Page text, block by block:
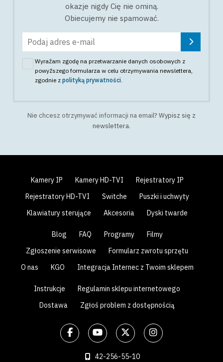
okazje nigdy Cię nie ominą.
Obiecujemy nie spamować.
Wyrażam zgodę na przetwarzanie danych osobowych z
powyższego formularza w celu otrzymywania newslettera,
zgodnie z polityką prywatności.
Nie chcesz otrzymywać informacji na email?Wypisz się z
newslettera.
Kamery IP Kamery HD-TVI
Rejestratory IP
Rejestratory HD-TVI
Switche
Puszki i uchwyty
Klawiatury sterujące
Akcesoria Dyski twarde
Blog FAQ Programy
Filmy
Zgłoszenie serwisowe
Formularz zwrotu sprzętu
O nas
KGO Integracja Internec z Twoim sklepem
Instrukcje
Regulamin sklepu internetowego
Dostawa
Zgłoś problem z dostępnością
42-256-55-10